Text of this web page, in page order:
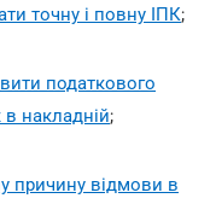
точну і повну ІПК;
податкового
накладній;
причину відмови в